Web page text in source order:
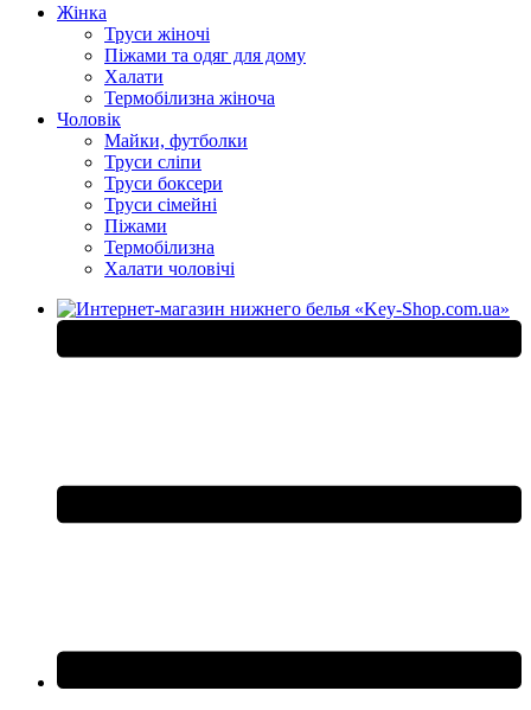
Жінка
Труси жіночі
Піжами та одяг для дому
Халати
Термобілизна жіноча
Чоловік
Майки, футболки
Труси сліпи
Труси боксери
Труси сімейні
Піжами
Термобілизна
Халати чоловічі